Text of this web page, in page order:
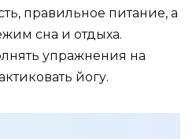
правильное питание, а
сна и отдыха.
упражнения на
йогу.